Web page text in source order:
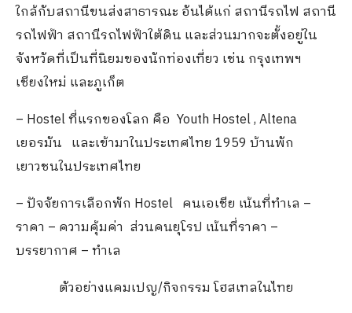
ใกล้กับสถานีขนส่งสาธารณะ อันได้แก่ สถานีรถไฟ สถานี
รถไฟฟ้า สถานีรถไฟฟ้าใต้ดิน และส่วนมากจะตั้งอยู่ใน
จังหวัดที่เป็นที่นิยมของนักท่องเที่ยว เช่น กรุงเทพฯ
เชียงใหม่ และภูเก็ต
– Hostel ที่แรกของโลก คือ Youth Hostel , Altena
เยอรมัน และเข้ามาในประเทศไทย 1959 บ้านพัก
เยาวชนในประเทศไทย
– ปัจจัยการเลือกพัก Hostel คนเอเชีย เน้นที่ทำเล –
ราคา – ความคุ้มค่า ส่วนคนยุโรป เน้นที่ราคา –
บรรยากาศ – ทำเล
ตัวอย่างแคมเปญ/กิจกรรม โฮสเทลในไทย